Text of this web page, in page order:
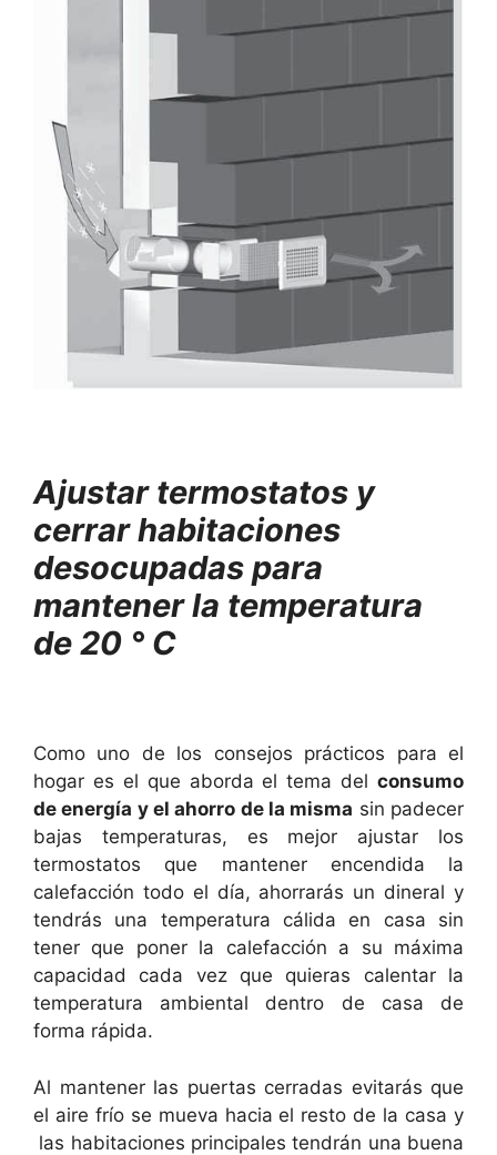
Ajustar termostatos y
cerrar habitaciones
desocupadas para
mantener la temperatura
de 20 ° C
Como uno de los consejos prácticos para el
hogar es el que aborda el tema del consumo
de energía y el ahorro de la misma sin padecer
bajas temperaturas, es mejor ajustar los
termostatos que mantener encendida la
calefacción todo el día, ahorrarás un dineral y
tendrás una temperatura cálida en casa sin
tener que poner la calefacción a su máxima
capacidad cada vez que quieras calentar la
temperatura ambiental dentro de casa de
forma rápida.
Al mantener las puertas cerradas evitarás que
el aire frío se mueva hacia el resto de la casa y
las habitaciones principales tendrán una buena